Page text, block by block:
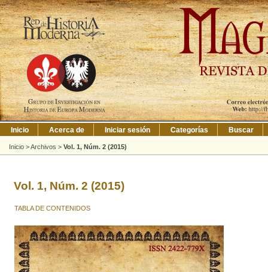
Inicio Acerca de Iniciar sesión Categorías Buscar
Inicio >Archivos > Vol. 1, Núm. 2 (2015)
Vol. 1, Núm. 2 (2015)
TABLA DE CONTENIDOS